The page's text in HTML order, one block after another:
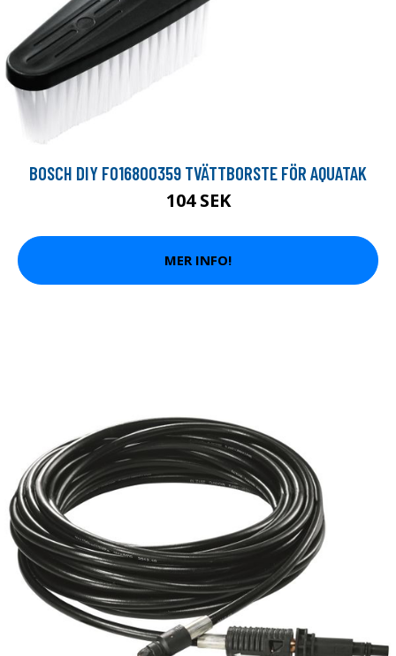
BOSCH DIY F016800359 TVÄTTBORSTE FÖR AQUATAK
104 SEK
MER INFO!